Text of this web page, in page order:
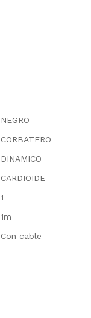
NEGRO
CORBATERO
DINAMICO
CARDIOIDE
1
1m
Con cable